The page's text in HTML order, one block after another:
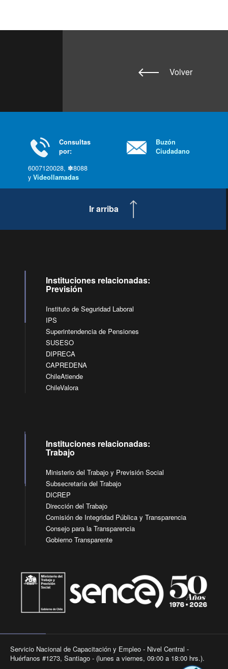
Volver
Consultas
por:
6007120028, ✽8088
y Videollamadas
Buzón
Ciudadano
Ir arriba
Instituciones relacionadas:
Previsión
Instituto de Seguridad Laboral
IPS
Superintendencia de Pensiones
SUSESO
DIPRECA
CAPREDENA
ChileAtiende
ChileValora
Instituciones relacionadas:
Trabajo
Ministerio del Trabajo y Previsión Social
Subsecretaría del Trabajo
DICREP
Dirección del Trabajo
Comisión de Integridad Pública y Transparencia
Consejo para la Transparencia
Gobierno Transparente
Servicio Nacional de Capacitación y Empleo - Nivel Central -
Huérfanos #1273, Santiago - (lunes a viernes, 09:00 a 18:00 hrs.).